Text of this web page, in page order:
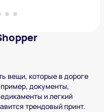
вещи, которые в дороге
документы,
и легкий
трендовый принт.